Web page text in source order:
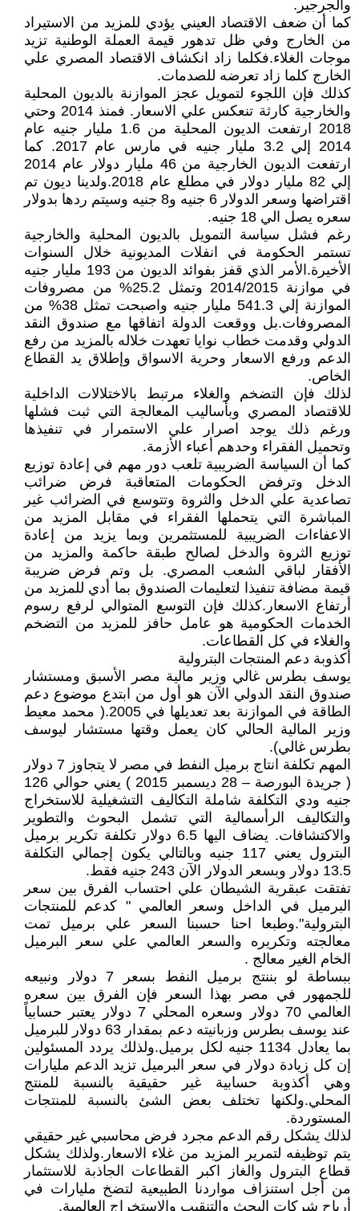
والجرجير.
كما أن ضعف الاقتصاد العيني يؤدي للمزيد من الاستيراد
من الخارج وفي ظل تدهور قيمة العملة الوطنية تزيد
موجات الغلاء.فكلما زاد انكشاف الاقتصاد المصري علي
الخارج كلما زاد تعرضه للصدمات.
كذلك فإن اللجوء لتمويل عجز الموازنة بالديون المحلية
والخارجية كارثة تنعكس علي الاسعار. فمنذ 2014 وحتي
2018 ارتفعت الديون المحلية من 1.6 مليار جنيه عام
2014 إلي 3.2 مليار جنيه في مارس عام 2017. كما
ارتفعت الديون الخارجية من 46 مليار دولار عام 2014
إلي 82 مليار دولار في مطلع عام 2018.ولدينا ديون تم
اقتراضها وسعر الدولار 6 جنيه و8 جنيه وسيتم ردها بدولار
سعره يصل الي 18 جنيه.
رغم فشل سياسة التمويل بالديون المحلية والخارجية
تستمر الحكومة في انفلات المديونية خلال السنوات
الأخيرة.الأمر الذي قفز بفوائد الديون من 193 مليار جنيه
في موازنة 2014/2015 وتمثل 25.2% من مصروفات
الموازنة إلي 541.3 مليار جنيه واصبحت تمثل 38% من
المصروفات.بل ووقعت الدولة اتفاقها مع صندوق النقد
الدولي وقدمت خطاب نوايا تعهدت خلاله بالمزيد من رفع
الدعم ورفع الاسعار وحرية الاسواق وإطلاق يد القطاع
الخاص.
لذلك فإن التضخم والغلاء مرتبط بالاختلالات الداخلية
للاقتصاد المصري وبأساليب المعالجة التي ثبت فشلها
ورغم ذلك يوجد اصرار علي الاستمرار في تنفيذها
وتحميل الفقراء وحدهم أعباء الأزمة.
كما أن السياسة الضريبية تلعب دور مهم في إعادة توزيع
الدخل وترفض الحكومات المتعاقبة فرض ضرائب
تصاعدية علي الدخل والثروة وتتوسع في الضرائب غير
المباشرة التي يتحملها الفقراء في مقابل المزيد من
الاعفاءات الضريبية للمستثمرين وبما يزيد من إعادة
توزيع الثروة والدخل لصالح طبقة حاكمة والمزيد من
الأفقار لباقي الشعب المصري. بل وتم فرض ضريبة
قيمة مضافة تنفيذا لتعليمات الصندوق بما أدي للمزيد من
أرتفاع الاسعار.كذلك فإن التوسع المتوالي لرفع رسوم
الخدمات الحكومية هو عامل حافز للمزيد من التضخم
والغلاء في كل القطاعات.
أكذوبة دعم المنتجات البترولية
يوسف بطرس غالي وزير مالية مصر الأسبق ومستشار
صندوق النقد الدولي الآن هو أول من ابتدع موضوع دعم
الطاقة في الموازنة بعد تعديلها في 2005.( محمد معيط
وزير المالية الحالي كان يعمل وقتها مستشار ليوسف
بطرس غالي).
المهم تكلفة انتاج برميل النفط في مصر لا يتجاوز 7 دولار
( جريدة البورصة – 28 ديسمبر 2015 ) يعني حوالي 126
جنيه ودي التكلفة شاملة التكاليف التشغيلية للاستخراج
والتكاليف الرأسمالية التي تشمل البحوث والتطوير
والاكتشافات. يضاف اليها 6.5 دولار تكلفة تكرير برميل
البترول يعني 117 جنيه وبالتالي يكون إجمالي التكلفة
13.5 دولار وبسعر الدولار الآن 243 جنيه فقط.
تفتقت عبقرية الشيطان علي احتساب الفرق بين سعر
البرميل في الداخل وسعر العالمي " كدعم للمنتجات
البترولية".وطبعا احنا حسبنا السعر علي برميل تمت
معالجته وتكريره والسعر العالمي علي سعر البرميل
الخام الغير معالج .
ببساطة لو بننتج برميل النفط بسعر 7 دولار ونبيعه
للجمهور في مصر بهذا السعر فإن الفرق بين سعره
العالمي 70 دولار وسعره المحلي 7 دولار يعتبر حسابياً
عند يوسف بطرس وزبانيته دعم بمقدار 63 دولار للبرميل
بما يعادل 1134 جنيه لكل برميل.ولذلك يردد المسئولين
إن كل زيادة دولار في سعر البرميل تزيد الدعم مليارات
وهي أكذوبة حسابية غير حقيقية بالنسبة للمنتج
المحلي.ولكنها تختلف بعض الشئ بالنسبة للمنتجات
المستوردة.
لذلك يشكل رقم الدعم مجرد فرض محاسبي غير حقيقي
يتم توظيفه لتمرير المزيد من غلاء الاسعار.ولذلك يشكل
قطاع البترول والغاز اكبر القطاعات الجاذبة للاستثمار
من أجل استنزاف مواردنا الطبيعية لتضخ مليارات في
أرباح شركات البحث والتنقيب والاستخراج العالمية.